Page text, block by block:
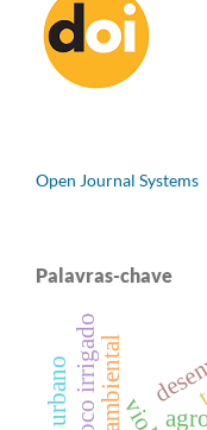
Open Journal Systems
Palavras-chave